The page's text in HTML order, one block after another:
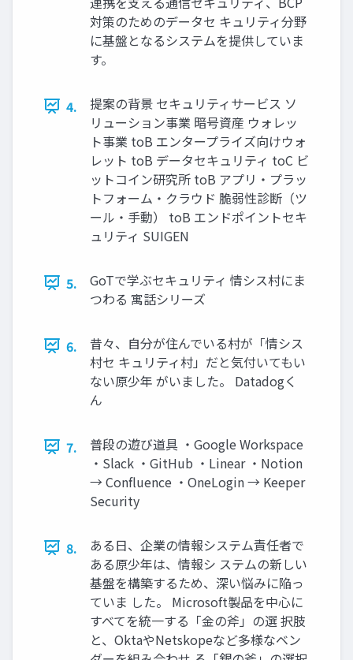
対策のためのデータセ キュリティ分野
に基盤となるシステムを提供していま
す。
4.
提案の背景 セキュリティサービス ソ
リューション事業 暗号資産 ウォレッ
ト事業 toB エンタープライズ向けウォ
レット toB データセキュリティ toC ビ
ットコイン研究所 toB アプリ・プラッ
トフォーム・クラウド 脆弱性診断（ツ
ール・手動） toB エンドポイントセキ
ュリティ SUIGEN
5.
GoTで学ぶセキュリティ 情シス村にま
つわる 寓話シリーズ
6.
昔々、自分が住んでいる村が「情シス
村セ キュリティ村」だと気付いてもい
ない原少年 がいました。 Datadogく
ん
7.
普段の遊び道具 ・Google Workspace
・Slack ・GitHub ・Linear ・Notion
→ Conﬂuence ・OneLogin → Keeper
Security
8.
ある日、企業の情報システム責任者で
ある原少年は、情報シ ステムの新しい
基盤を構築するため、深い悩みに陥っ
ていま した。 Microsoft製品を中心に
すべてを統一する「金の斧」の選 択肢
と、OktaやNetskopeなど多様なベン